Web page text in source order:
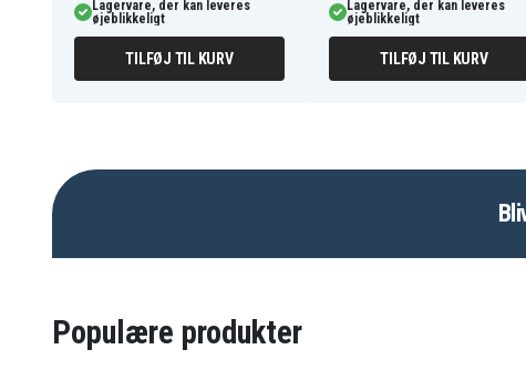
Lagervare, der kan leveres
øjeblikkeligt
TILFØJ TIL KURV
Lagervare, der kan leveres
øjeblikkeligt
TILFØJ TIL KURV
Populære produkter